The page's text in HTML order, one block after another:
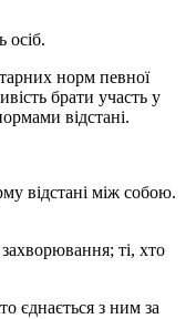
осіб.
норм певної
брати участь у
відстані.
відстані між собою.
ті, хто
єднається з ним за